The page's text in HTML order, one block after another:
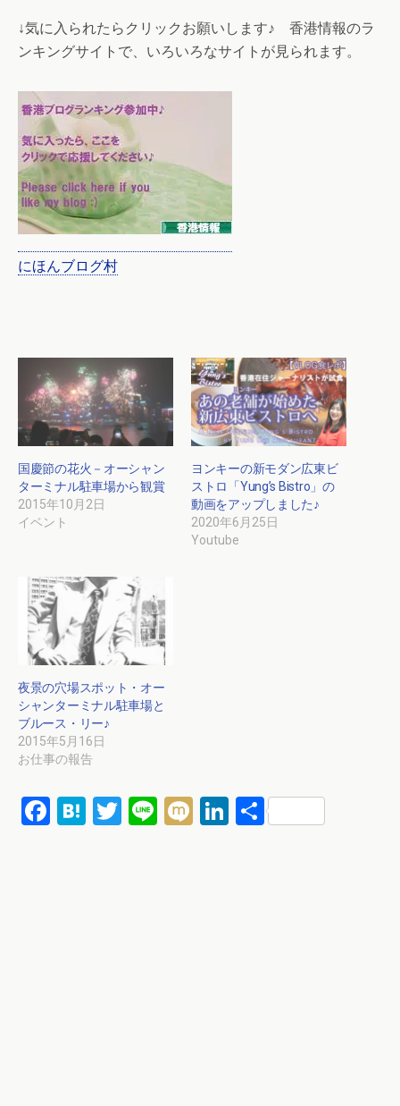
↓気に入られたらクリックお願いします♪ 香港情報のラ
ンキングサイトで、いろいろなサイトが見られます。
にほんブログ村
国慶節の花火－オーシャン
ターミナル駐車場から観賞
2015年10月2日
イベント
ヨンキーの新モダン広東ビ
ストロ「Yung’s Bistro」の
動画をアップしました♪
2020年6月25日
Youtube
夜景の穴場スポット・オー
シャンターミナル駐車場と
ブルース・リー♪
2015年5月16日
お仕事の報告
F
H
T
Li
M
Li 共